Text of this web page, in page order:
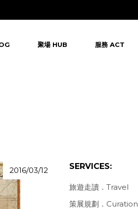
聚場 HUB 服務 ACT
2016/03/12 SERVICES:
旅遊走讀．Travel
策展規劃．Curation